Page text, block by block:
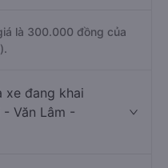
là 300.000 đồng của
xe đang khai
Văn Lâm -